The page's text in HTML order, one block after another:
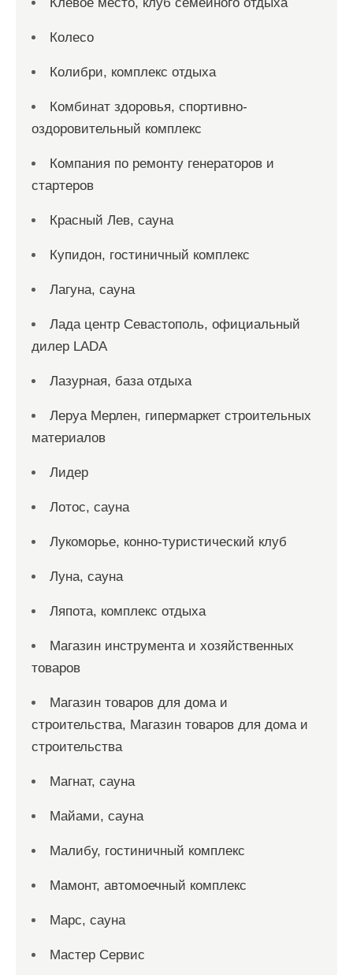
Колесо
Колибри, комплекс отдыха
Комбинат здоровья, спортивно-
оздоровительный комплекс
Компания по ремонту генераторов и
стартеров
Красный Лев, сауна
Купидон, гостиничный комплекс
Лагуна, сауна
Лада центр Севастополь, официальный
дилер LADA
Лазурная, база отдыха
Леруа Мерлен, гипермаркет строительных
материалов
Лидер
Лотос, сауна
Лукоморье, конно-туристический клуб
Луна, сауна
Ляпота, комплекс отдыха
Магазин инструмента и хозяйственных
товаров
Магазин товаров для дома и
строительства, Магазин товаров для дома и
строительства
Магнат, сауна
Майами, сауна
Малибу, гостиничный комплекс
Мамонт, автомоечный комплекс
Марс, сауна
Мастер Сервис